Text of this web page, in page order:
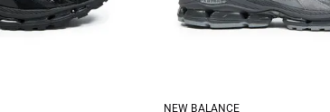
NEW BALANCE